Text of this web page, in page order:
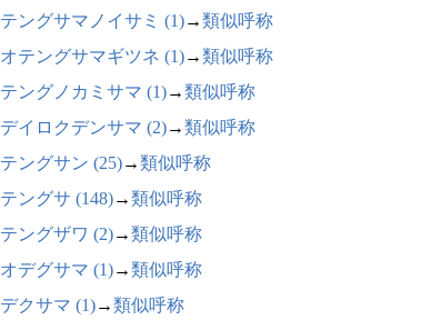
テングサマノイサミ (1)→類似呼称
オテングサマギツネ (1)→類似呼称
テングノカミサマ (1)→類似呼称
デイロクデンサマ (2)→類似呼称
テングサン (25)→類似呼称
テングサ (148)→類似呼称
テングザワ (2)→類似呼称
オデグサマ (1)→類似呼称
デクサマ (1)→類似呼称